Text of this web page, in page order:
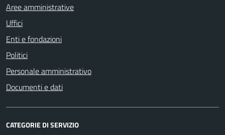
Aree amministrative
Uffici
Enti e fondazioni
Politici
Personale amministrativo
Documenti e dati
CATEGORIE DI SERVIZIO